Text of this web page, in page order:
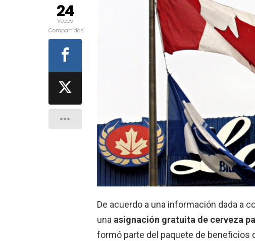
De acuerdo a una información dada a
una asignación gratuita de cerveza
formó parte del paquete de beneficios
24
Veces
Compartidos